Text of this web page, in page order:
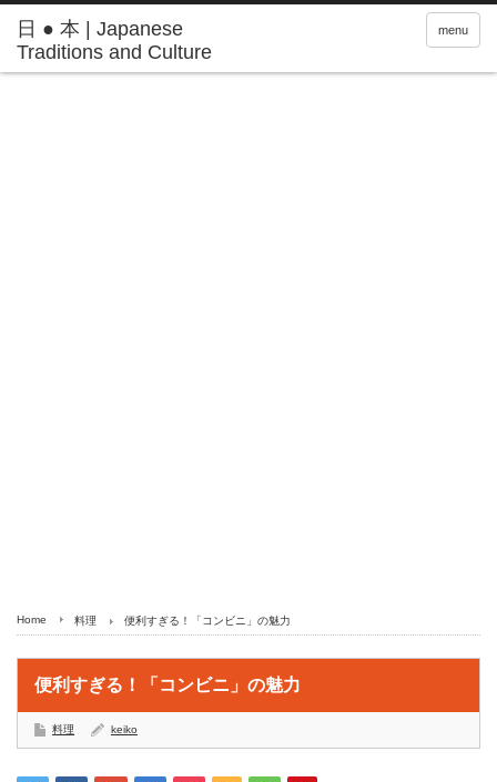
日 ● 本 | Japanese
Traditions and Culture
menu
Home 料理 便利すぎる！「コンビニ」の魅力
便利すぎる！「コンビニ」の魅力
料理 keiko